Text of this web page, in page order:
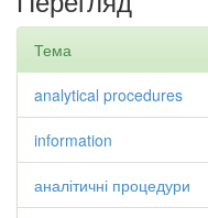
Тема
analytical procedures
information
аналітичні процедури